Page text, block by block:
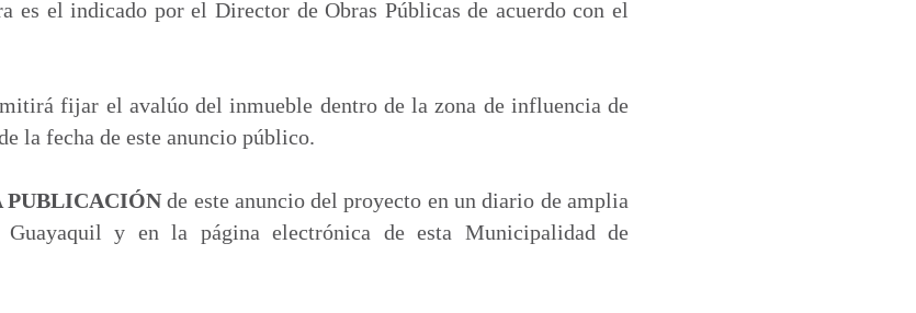
es el indicado por el Director de Obras Públicas de acuerdo con el
fijar el avalúo del inmueble dentro de la zona de influencia de
la fecha de este anuncio público.
PUBLICACIÓNde este anuncio del proyecto en un diario de amplia
y en la página electrónica de esta Municipalidad de